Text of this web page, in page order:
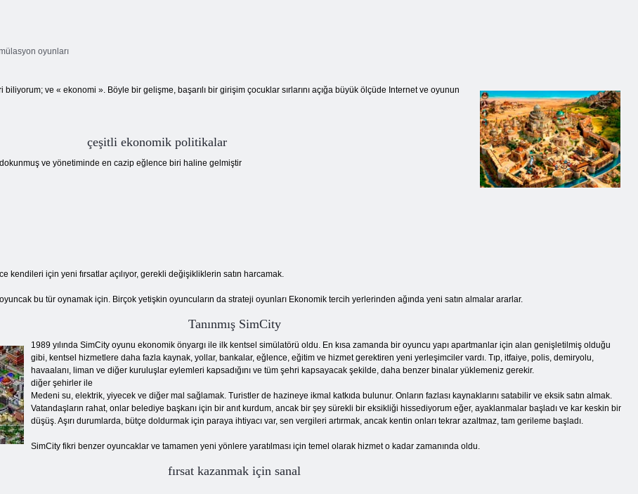
oyunları
ve « ekonomi ». Böyle bir gelişme, başarılı bir girişim çocuklar sırlarını açığa büyük ölçüde Internet ve oyunun
çeşitli ekonomik politikalar
ve yönetiminde en cazip eğlence biri haline gelmiştir
kendileri için yeni fırsatlar açılıyor, gerekli değişikliklerin satın harcamak.
bu tür oynamak için. Birçok yetişkin oyuncuların da strateji oyunları Ekonomik tercih yerlerinden ağında yeni satın almalar ararlar.
Tanınmış SimCity
1989 yılında SimCity oyunu ekonomik önyargı ile ilk kentsel simülatörü oldu. En kısa zamanda bir oyuncu yapı apartmanlar için alan genişletilmiş olduğu
gibi, kentsel hizmetlere daha fazla kaynak, yollar, bankalar, eğlence, eğitim ve hizmet gerektiren yeni yerleşimciler vardı. Tıp, itfaiye, polis, demiryolu,
havaalanı, liman ve diğer kuruluşlar eylemleri kapsadığını ve tüm şehri kapsayacak şekilde, daha benzer binalar yüklemeniz gerekir.
diğer şehirler ile
Medeni su, elektrik, yiyecek ve diğer mal sağlamak. Turistler de hazineye ikmal katkıda bulunur. Onların fazlası kaynaklarını satabilir ve eksik satın almak.
Vatandaşların rahat, onlar belediye başkanı için bir anıt kurdum, ancak bir şey sürekli bir eksikliği hissediyorum eğer, ayaklanmalar başladı ve kar keskin bir
düşüş. Aşırı durumlarda, bütçe doldurmak için paraya ihtiyacı var, sen vergileri artırmak, ancak kentin onları tekrar azaltmaz, tam gerileme başladı.
SimCity fikri benzer oyuncaklar ve tamamen yeni yönlere yaratılması için temel olarak hizmet o kadar zamanında oldu.
fırsat kazanmak için sanal